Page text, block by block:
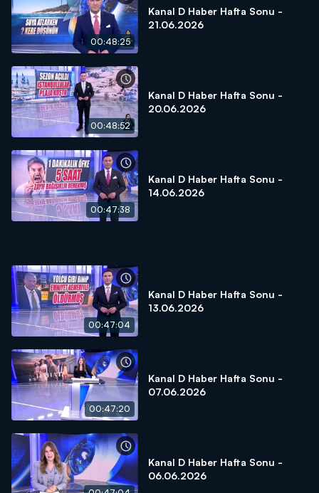
00:48:25
Kanal D Haber Hafta Sonu -
21.06.2026
00:48:52
Kanal D Haber Hafta Sonu -
20.06.2026
00:47:38
Kanal D Haber Hafta Sonu -
14.06.2026
00:47:04
Kanal D Haber Hafta Sonu -
13.06.2026
00:47:20
Kanal D Haber Hafta Sonu -
07.06.2026
Kanal D Haber Hafta Sonu -
06.06.2026